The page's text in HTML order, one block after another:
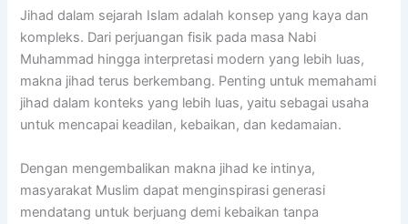
Jihad dalam sejarah Islam adalah konsep yang kaya dan
kompleks. Dari perjuangan fisik pada masa Nabi
Muhammad hingga interpretasi modern yang lebih luas,
makna jihad terus berkembang. Penting untuk memahami
jihad dalam konteks yang lebih luas, yaitu sebagai usaha
untuk mencapai keadilan, kebaikan, dan kedamaian.
Dengan mengembalikan makna jihad ke intinya,
masyarakat Muslim dapat menginspirasi generasi
mendatang untuk berjuang demi kebaikan tanpa